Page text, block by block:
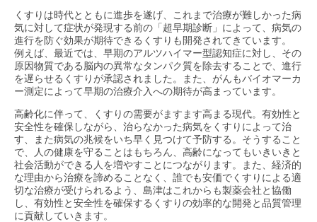
くすりは時代とともに進歩を遂げ、これまで治療が難しかった病
気に対して症状が発現する前の「超早期診断」によって、病気の
進行を防ぐ効果が期待できるくすりも開発されてきています。
例えば、最近では、早期のアルツハイマー型認知症に対し、その
原因物質である脳内の異常なタンパク質を除去することで、進行
を遅らせるくすりが承認されました。また、がんもバイオマーカ
ー測定によって早期の治療介入への期待が高まっています。
高齢化に伴って、くすりの需要がますます高まる現代。有効性と
安全性を確保しながら、治らなかった病気をくすりによって治
す、また病気の兆候をいち早く見つけて予防する。そうすること
で、人の健康を守ることはもちろん、高齢になってもいきいきと
社会活動ができる人を増やすことにつながります。また、経済的
な理由から治療を諦めることなく、誰でも安価でくすりによる適
切な治療が受けられるよう、島津はこれからも製薬会社と協働
し、有効性と安全性を確保するくすりの効率的な開発と品質管理
に貢献していきます。